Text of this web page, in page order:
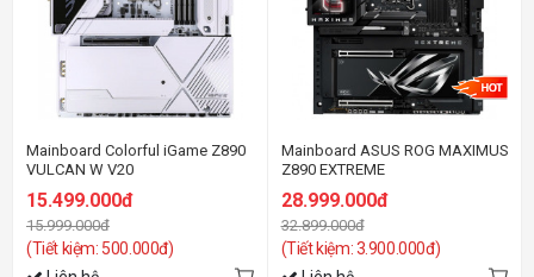
Mainboard Colorful iGame Z890
VULCAN W V20
15.499.000đ
15.999.000đ
(Tiết kiệm: 500.000đ)
Mainboard ASUS ROG MAXIMUS
Z890 EXTREME
28.999.000đ
32.899.000đ
(Tiết kiệm: 3.900.000đ)